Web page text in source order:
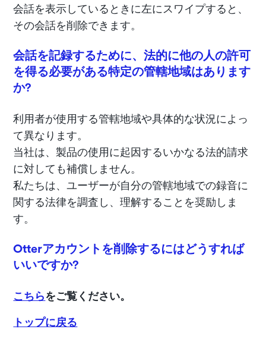
会話を表示しているときに左にスワイプすると、
その会話を削除できます。
会話を記録するために、法的に他の人の許可
を得る必要がある特定の管轄地域はあります
か?
利用者が使用する管轄地域や具体的な状況によっ
て異なります。
当社は、製品の使用に起因するいかなる法的請求
に対しても補償しません。
私たちは、ユーザーが自分の管轄地域での録音に
関する法律を調査し、理解することを奨励しま
す。
Otterアカウントを削除するにはどうすれば
いいですか?
こちらをご覧ください。
トップに戻る